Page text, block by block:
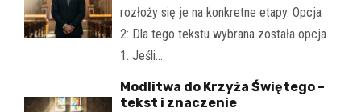
rozłoży się je na konkretne etapy. Opcja
2: Dla tego tekstu wybrana została opcja
1. Jeśli…
Modlitwa do Krzyża Świętego –
tekst i znaczenie